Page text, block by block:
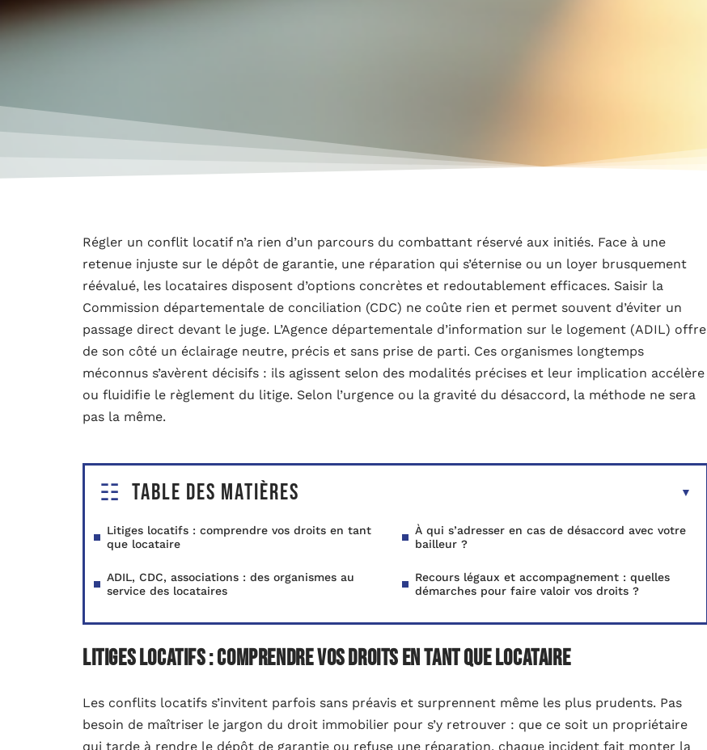
Régler un conflit locatif n’a rien d’un parcours du combattant réservé aux initiés. Face à une
retenue injuste sur le dépôt de garantie, une réparation qui s’éternise ou un loyer brusquement
réévalué, les locataires disposent d’options concrètes et redoutablement efficaces. Saisir la
Commission départementale de conciliation (CDC) ne coûte rien et permet souvent d’éviter un
passage direct devant le juge. L’Agence départementale d’information sur le logement (ADIL) offre
de son côté un éclairage neutre, précis et sans prise de parti. Ces organismes longtemps
méconnus s’avèrent décisifs : ils agissent selon des modalités précises et leur implication accélère
ou fluidifie le règlement du litige. Selon l’urgence ou la gravité du désaccord, la méthode ne sera
pas la même.
Table des matières
Litiges locatifs : comprendre vos droits en tant
que locataire
À qui s’adresser en cas de désaccord avec votre
bailleur ?
ADIL, CDC, associations : des organismes au
service des locataires
Recours légaux et accompagnement : quelles
démarches pour faire valoir vos droits ?
Litiges locatifs : comprendre vos droits en tant que locataire
Les conflits locatifs s’invitent parfois sans préavis et surprennent même les plus prudents. Pas
besoin de maîtriser le jargon du droit immobilier pour s’y retrouver : que ce soit un propriétaire
qui tarde à rendre le dépôt de garantie ou refuse une réparation, chaque incident fait monter la